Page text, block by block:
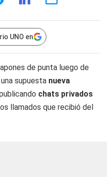
UNO en
de punta luego de
supuesta nueva
chats privados
llamados que recibió del